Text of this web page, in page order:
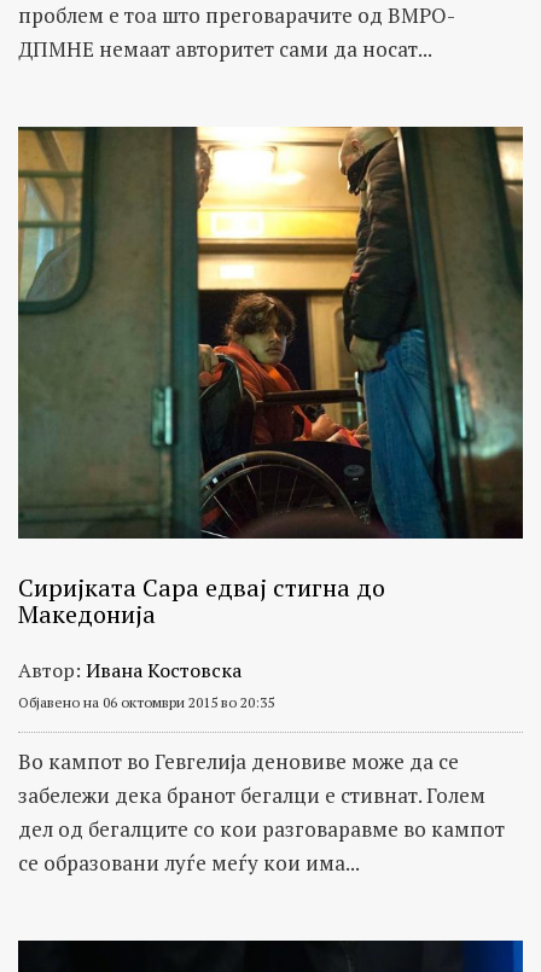
проблем е тоа што преговарачите од ВМРО-
ДПМНЕ немаат авторитет сами да носат...
Сиријката Сара едвај стигна до
Македонија
Автор: Ивана Костовска
Објавено на 06 октомври 2015 во 20:35
Во кампот во Гевгелија деновиве може да се
забележи дека бранот бегалци е стивнат. Голем
дел од бегалците со кои разговаравме во кампот
се образовани луѓе меѓу кои има...